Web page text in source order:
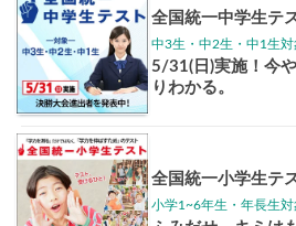
イベントほか